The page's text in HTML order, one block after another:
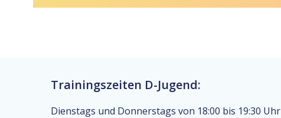
Trainingszeiten D-Jugend:
Dienstags und Donnerstags von 18:00 bis 19:30 Uhr